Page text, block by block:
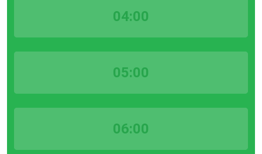
04:00
05:00
06:00